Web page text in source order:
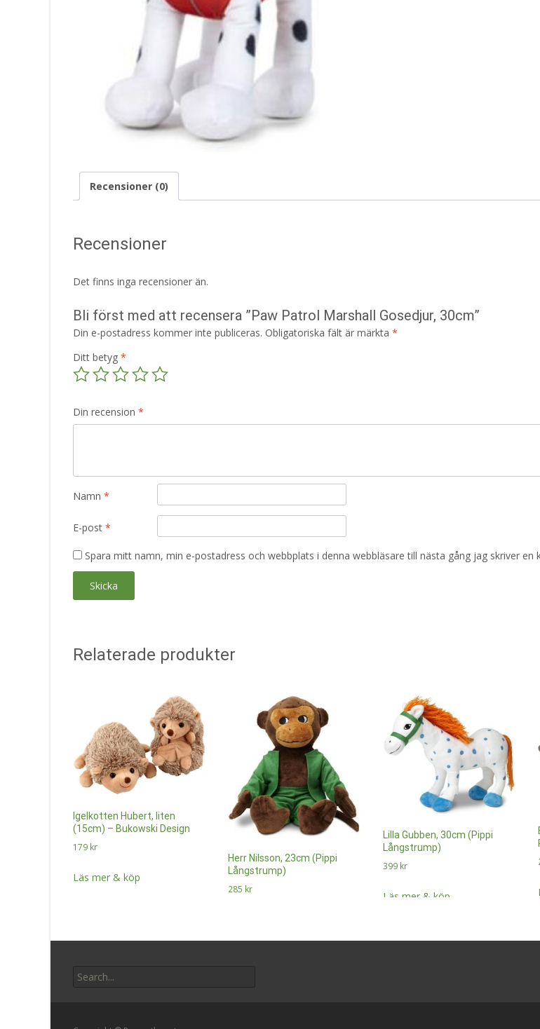
Recensioner (0)
Recensioner
Det finns inga recensioner än.
Bli först med att recensera ”Paw Patrol Marshall Gosedjur, 30cm”
Din e-postadress kommer inte publiceras. Obligatoriska fält är märkta *
Ditt betyg *
Din recension *
Namn *
E-post *
Spara mitt namn, min e-postadress och webbplats i denna webbläsare till nästa gång jag skriver en
Relaterade produkter
Igelkotten Hubert, liten
(15cm) – Bukowski Design
179 kr
Läs mer & köp
Herr Nilsson, 23cm (Pippi
Långstrump)
285 kr
Lilla Gubben, 30cm (Pippi
Långstrump)
399 kr
Läs mer & köp
for: